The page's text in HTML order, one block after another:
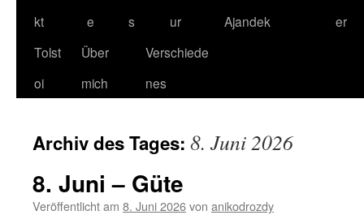
kt
e
s
ur
Ajandek
er
Tolst
oi
Über
mich
Verschiede
nes
Archiv des Tages: 8. Juni 2026
8. Juni – Güte
Veröffentlicht am 8. Juni 2026von anikodrozdy